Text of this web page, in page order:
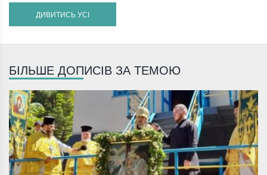
ДИВИТИСЬ УСІ
БІЛЬШЕ ДОПИСІВ ЗА ТЕМОЮ